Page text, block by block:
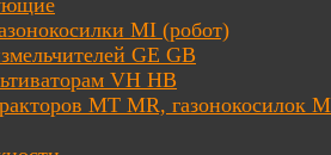
MI (робот)
GE GB
VH HB
МТ MR, газонокосилок